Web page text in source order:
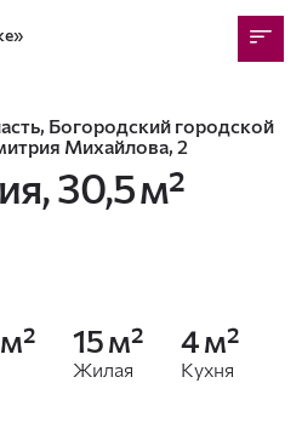
Богородский городской
Михайлова, 2
30,5 м²
15 м²
Жилая
4 м²
Кухня